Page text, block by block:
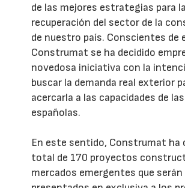
de las mejores estrategias para la
recuperación del sector de la
de nuestro país. Conscientes de
Construmat se ha decidido
novedosa iniciativa con la
buscar la demanda real exterior
acercarla a las capacidades de
españolas.
En este sentido, Construmat ha
total de 170 proyectos
mercados emergentes que serán